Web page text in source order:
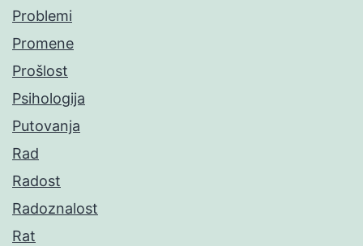
Problemi
Promene
Prošlost
Psihologija
Putovanja
Rad
Radost
Radoznalost
Rat